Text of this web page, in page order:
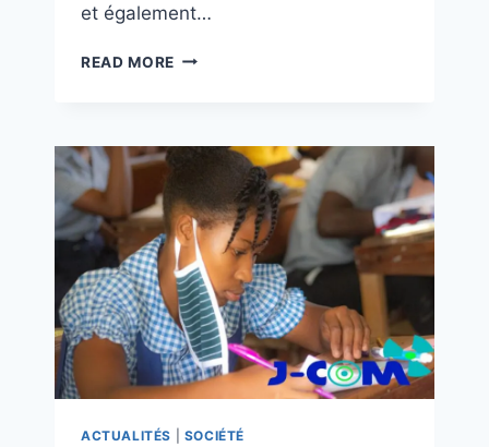
et également…
READ MORE
ACTUALITÉS SOCIÉTÉ